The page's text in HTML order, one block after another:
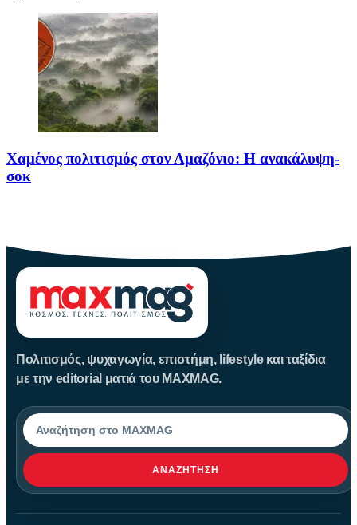
Χαμένος πολιτισμός στον Αμαζόνιο: Η ανακάλυψη-
σοκ
Πολιτισμός, ψυχαγωγία, επιστήμη, lifestyle και ταξίδια
με την editorial ματιά του MAXMAG.
Αναζήτηση
ΑΝΑΖΉΤΗΣΗ